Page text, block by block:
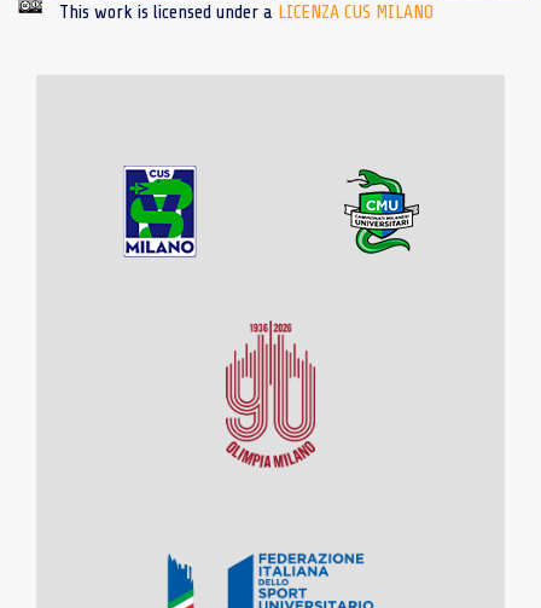
This work is licensed under a LICENZA CUS MILANO